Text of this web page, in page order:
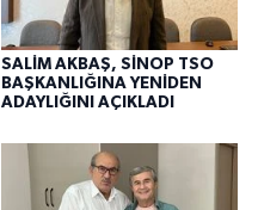
SALİM AKBAŞ, SİNOP TSO
BAŞKANLIĞINA YENİDEN
ADAYLIĞINI AÇIKLADI